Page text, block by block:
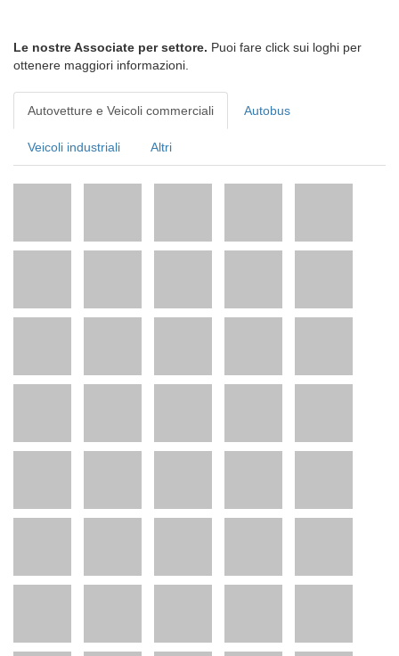
Le nostre Associate per settore. Puoi fare click sui loghi per
ottenere maggiori informazioni.
Autovetture e Veicoli commerciali Autobus
Veicoli industriali Altri